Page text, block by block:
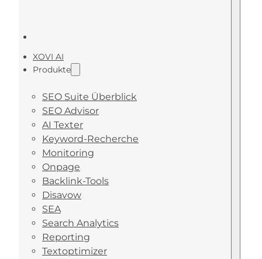
XOVI AI
Produkte
SEO Suite Überblick
SEO Advisor
AI Texter
Keyword-Recherche
Monitoring
Onpage
Backlink-Tools
Disavow
SEA
Search Analytics
Reporting
Textoptimizer